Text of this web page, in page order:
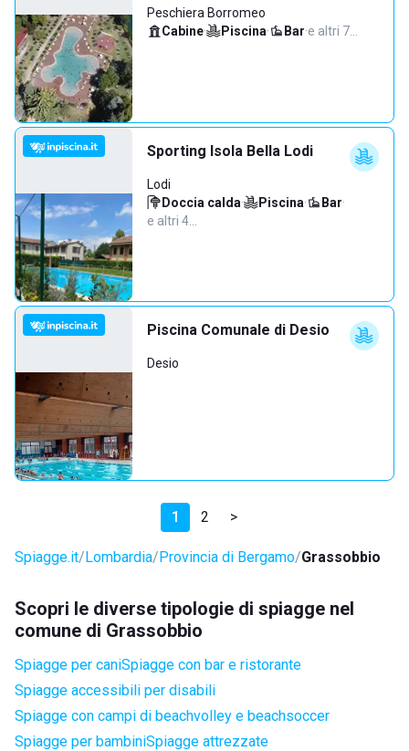
Peschiera Borromeo
Cabine· Piscina· Bar·e altri 7…
Sporting Isola Bella Lodi
Lodi
Doccia calda· Piscina· Bar·
e altri 4…
Piscina Comunale di Desio
Desio
1 2 >
Spiagge.it Lombardia Provincia di Bergamo Grassobbio
Scopri le diverse tipologie di spiagge nel
comune di Grassobbio
Spiagge per caniSpiagge con bar e ristorante
Spiagge accessibili per disabili
Spiagge con campi di beachvolley e beachsoccer
Spiagge per bambiniSpiagge attrezzate